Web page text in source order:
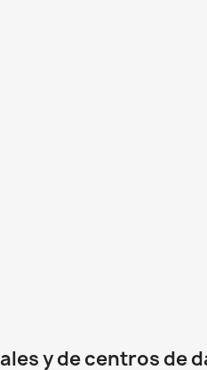
y de centros de